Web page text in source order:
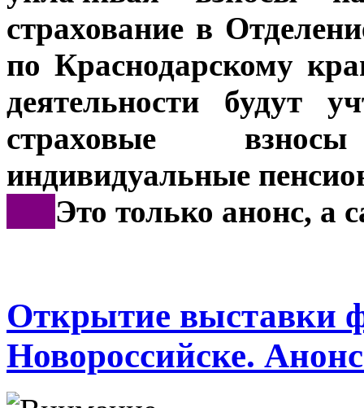
страхование в
по Краснодарскому
деятельности будут
страховые
индивидуальные
Это только анонс, а
Открытие выставки
Новороссийске.